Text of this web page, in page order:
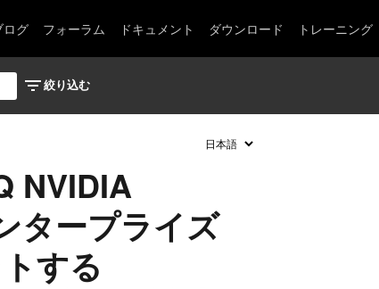
ログ フォーラム ドキュメント ダウンロード トレーニング
NVIDIA
タープライズ
する